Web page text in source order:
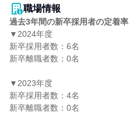
職場情報
過去3年間の新卒採用者の定着率
▼2024年度
新卒採用者数：6名
新卒離職者数：0名
▼2023年度
新卒採用者数：4名
新卒離職者数：0名